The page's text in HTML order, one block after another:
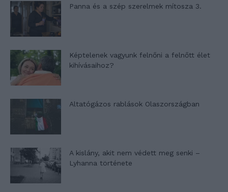
Panna és a szép szerelmek mítosza 3.
Képtelenek vagyunk felnőni a felnőtt élet
kihívásaihoz?
Altatógázos rablások Olaszországban
A kislány, akit nem védett meg senki –
Lyhanna története